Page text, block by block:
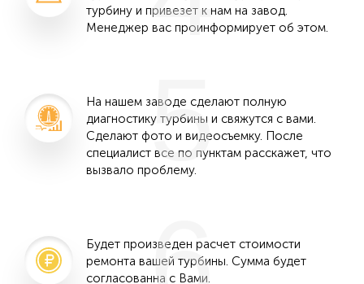
турбину и привезет к нам на завод.
Менеджер вас проинформирует об этом.
На нашем заводе сделают полную
диагностику турбины и свяжутся с вами.
Сделают фото и видеосъемку. После
специалист все по пунктам расскажет, что
вызвало проблему.
5
Будет произведен расчет стоимости
ремонта вашей турбины. Сумма будет
согласованна с Вами.